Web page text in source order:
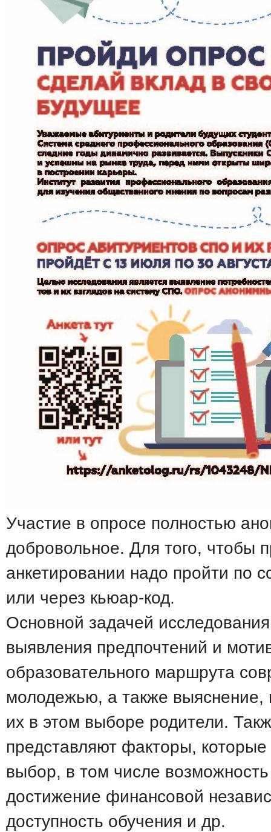
Участие в опросе полностью
добровольное. Для того, чтобы
анкетировании надо пройти по
или через кьюар-код.
Основной задачей
выявления предпочтений и
образовательного маршрута
молодежью, а также выяснение,
их в этом выборе родители.
представляют факторы, которые
выбор, в том числе возможность
достижение финансовой
доступность обучения и др.